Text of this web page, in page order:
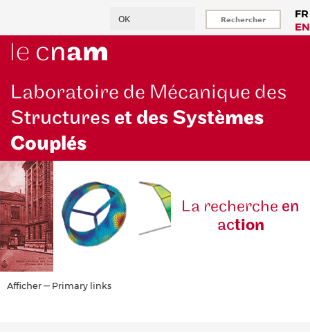
principal
FR
EN
Laboratoire de Mécanique des
Structures et des Systèmes
Couplés
La recherche en
action
Primary
Afficher — Primary links